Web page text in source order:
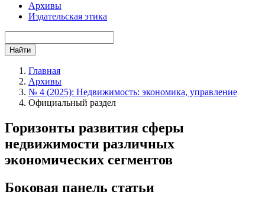
Архивы
Издательская этика
Найти
Главная
Архивы
№ 4 (2025): Недвижимость: экономика, управление
Официальный раздел
Горизонты развития сферы
недвижимости различных
экономических сегментов
Боковая панель статьи